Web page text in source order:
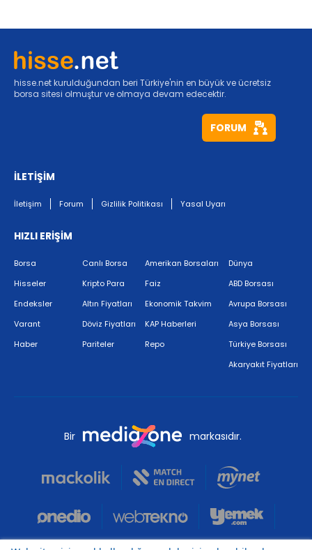
hisse.net kurulduğundan beri Türkiye'nin en büyük ve ücretsiz
borsa sitesi olmuştur ve olmaya devam edecektir.
FORUM
İLETİŞİM
İletişim Forum Gizlilik Politikası Yasal Uyarı
HIZLI ERİŞİM
Borsa
Hisseler
Endeksler
Varant
Haber
Canlı Borsa
Kripto Para
Altın Fiyatları
Döviz Fiyatları
Pariteler
Amerikan Borsaları
Faiz
Ekonomik Takvim
KAP Haberleri
Repo
Dünya
ABD Borsası
Avrupa Borsası
Asya Borsası
Türkiye Borsası
Akaryakıt Fiyatları
Bir markasıdır.